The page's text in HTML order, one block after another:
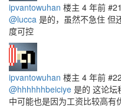
ipvantowuhan 楼主 4 年前 #21
@lucca 是的，虽然不急住 但
度可控
ipvantowuhan 楼主 4 年前 #22
@hhhhhhbeiciye 是的 这论坛
中可能也是因为工资比较高有